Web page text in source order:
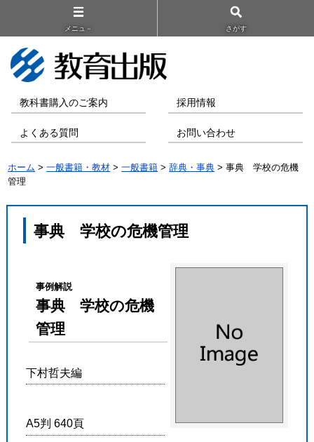
メニュ－ さがす
教科書購入のご案内 採用情報
よくある質問 お問い合わせ
ホーム >一般書籍・教材 >一般書籍 >辞典・事典 > 事典 学校の危機
管理
事典 学校の危機管理
事例解説
事典 学校の危機
管理
下村哲夫編
A5判 640頁